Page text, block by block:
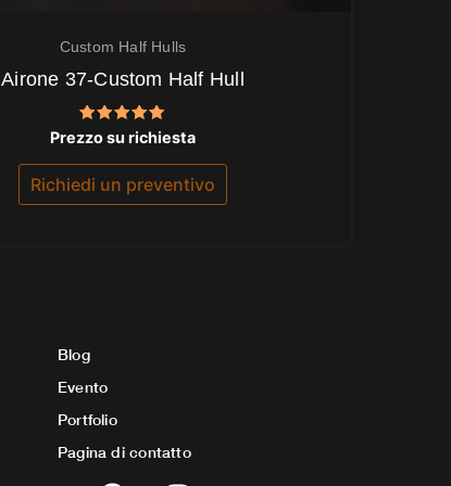
Custom Half Hulls
Airone 37-Custom Half Hull
Valutato
5.00
su 5
Prezzo su richiesta
Richiedi un preventivo
Blog
Evento
Portfolio
Pagina di contatto